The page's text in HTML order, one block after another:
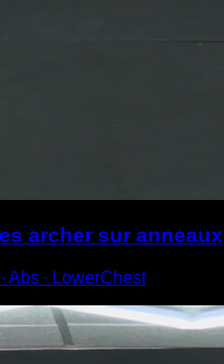
archer sur anneaux
Abs ∙ LowerChest